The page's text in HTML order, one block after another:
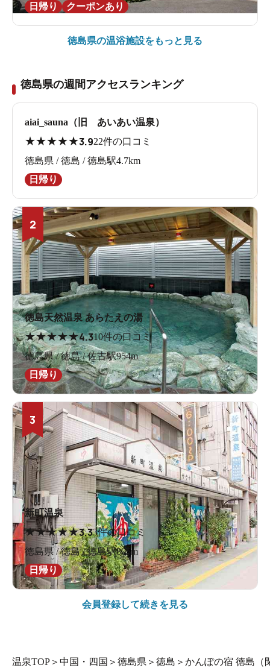
日帰り クーポンあり
徳島県の温浴施設をもっと見る
徳島県の週間アクセスランキング
aiai_sauna（旧 あいあい温泉）
★★★★★3.922件の口コミ
徳島県 / 徳島 / 徳島駅4.7km
日帰り
2
徳島天然温泉 あらたえの湯
★★★★★4.310件の口コミ
徳島県 / 徳島 / 佐古駅954m
日帰り
3
新町温泉
★★★★★3.33件の口コミ
徳島県 / 徳島 / 徳島駅805m
日帰り
会員登録して続きを見る
温泉TOP ＞ 中国・四国 ＞ 徳島県 ＞ 徳島 ＞ かんぽの宿 徳島（